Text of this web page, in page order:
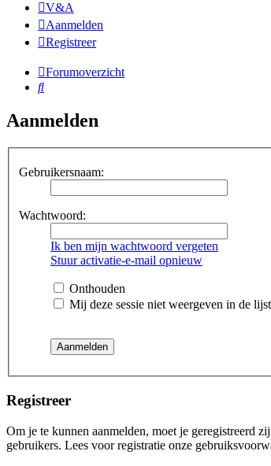
V&A
Aanmelden
Registreer
Forumoverzicht
Zoek
Aanmelden
Gebruikersnaam:
Wachtwoord:
Ik ben mijn wachtwoord vergeten
Stuur activatie-e-mail opnieuw
Onthouden
Mij deze sessie niet weergeven in de
Registreer
Om je te kunnen aanmelden, moet je geregistreerd
gebruikers. Lees voor registratie onze